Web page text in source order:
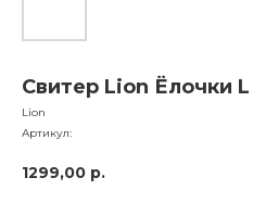
Свитер Lion Ёлочки L
Lion
Артикул:
1299,00 р.